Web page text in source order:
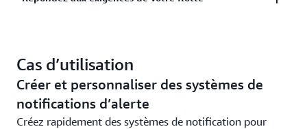
alertes automatiques.
définissant des détecteurs pour des types
d’appareils spécifiques qui mettent à l’échelle et
gèrent automatiquement toutes les instances de cet
appareil.
Cas d’utilisation
Créer et personnaliser des systèmes de
notifications d’alerte
Créez rapidement des systèmes de notification pour